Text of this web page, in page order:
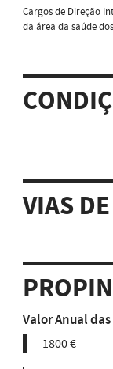
Cargos de Direção
da área da saúde
VIAS
Valor Anual
1800 €